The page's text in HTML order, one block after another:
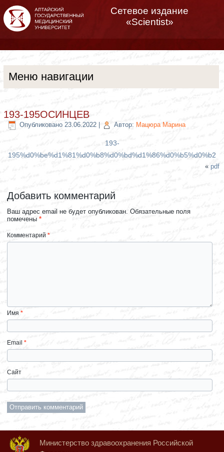
Сетевое издание
«Scientist»
Меню навигации
193-195ОСИНЦЕВ
Опубликовано 23.06.2022 Автор: Мацюра Марина
193-
195%d0%be%d1%81%d0%b8%d0%bd%d1%86%d0%b5%d0%b2
« pdf
Добавить комментарий
Ваш адрес email не будет опубликован. Обязательные поля
помечены*
Комментарий*
Имя*
Email*
Сайт
Министерство здравоохранения Российской